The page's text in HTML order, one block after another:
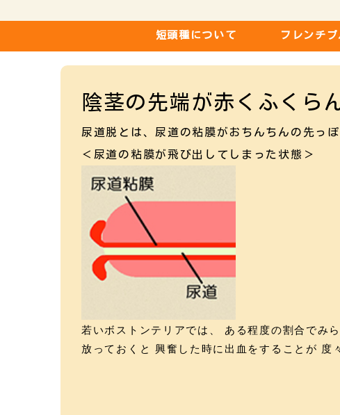
短頭種について フレンチ
陰茎の先端が赤くふくら
尿道脱とは、尿道の粘膜がおちんちんの先っ
＜尿道の粘膜が飛び出してしまった状態＞
若いボストンテリアでは、 ある程度の割合でみ
放っておくと 興奮した時に出血をすることが 度